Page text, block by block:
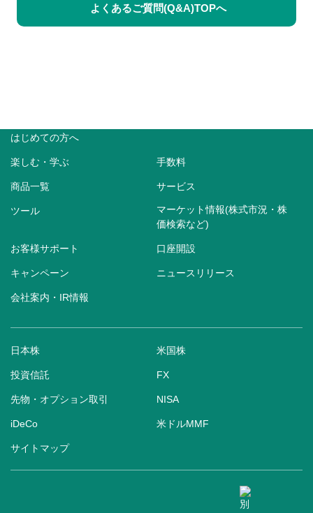
よくあるご質問(Q&A)TOPへ
はじめての方へ
楽しむ・学ぶ 手数料
商品一覧 サービス
ツール
マーケット情報(株式市況・株
価検索など)
お客様サポート 口座開設
キャンペーン ニュースリリース
会社案内・IR情報
日本株 米国株
投資信託 FX
先物・オプション取引 NISA
iDeCo 米ドルMMF
サイトマップ